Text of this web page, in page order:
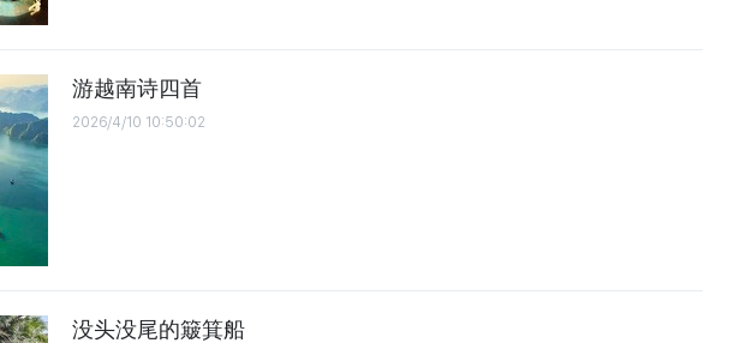
游越南诗四首
2026/4/10 10:50:02
没头没尾的簸箕船